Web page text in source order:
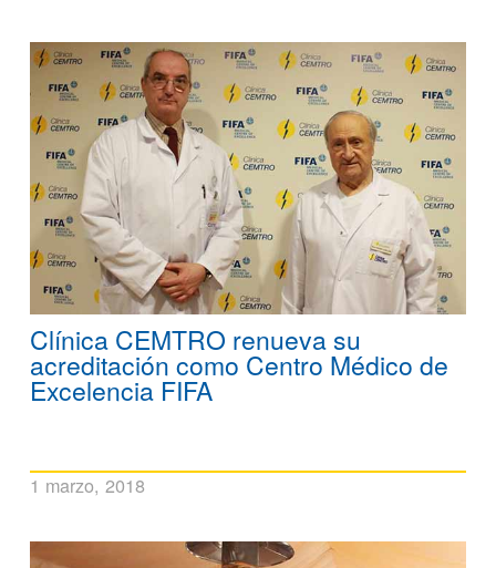
Clínica CEMTRO renueva su
acreditación como Centro Médico de
Excelencia FIFA
1 marzo, 2018